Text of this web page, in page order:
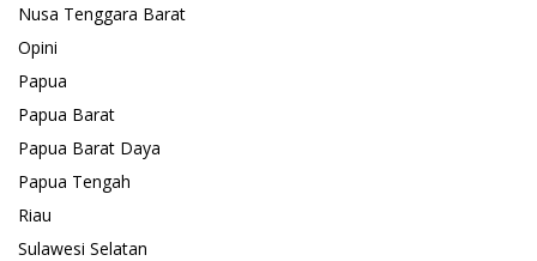
Nusa Tenggara Barat
Opini
Papua
Papua Barat
Papua Barat Daya
Papua Tengah
Riau
Sulawesi Selatan